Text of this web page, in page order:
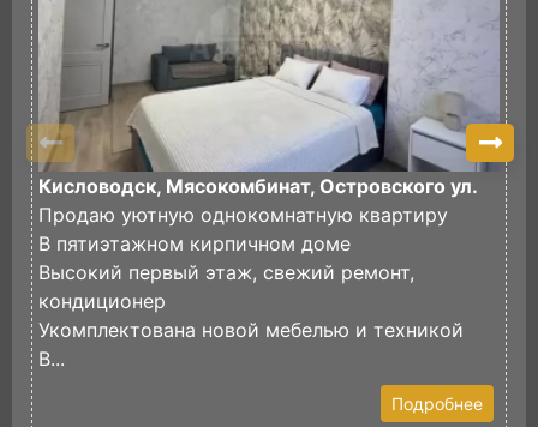
Кисловодск, Мясокомбинат, Островского ул.
Продаю уютную однокомнатную квартиру
В пятиэтажном кирпичном доме
Высокий первый этаж, свежий ремонт,
кондиционер
Укомплектована новой мебелью и техникой
В...
Подробнее